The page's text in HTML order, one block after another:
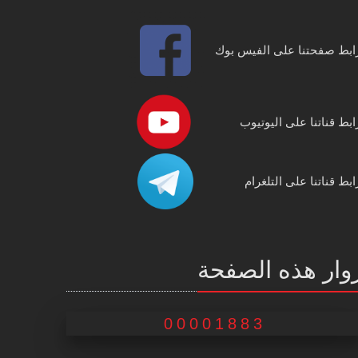
صفحتنا على الفيس بوك
قناتنا على اليوتيوب
قناتنا على التلغرام
هذه الصفحة
00001883